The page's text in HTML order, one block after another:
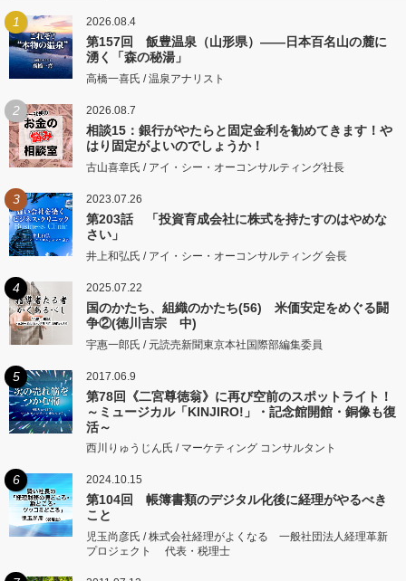
1 2026.08.4
第157回 飯豊温泉（山形県）――日本百名山の麓に
湧く「森の秘湯」
高橋一喜氏 / 温泉アナリスト
2 2026.08.7
相談15：銀行がやたらと固定金利を勧めてきます！や
はり固定がよいのでしょうか！
古山喜章氏 / アイ・シー・オーコンサルティング社長
3 2023.07.26
第203話 「投資育成会社に株式を持たすのはやめな
さい」
井上和弘氏 / アイ・シー・オーコンサルティング 会長
4 2025.07.22
国のかたち、組織のかたち(56) 米価安定をめぐる闘
争②(徳川吉宗 中)
宇惠一郎氏 / 元読売新聞東京本社国際部編集委員
5 2017.06.9
第78回《二宮尊徳翁》に再び空前のスポットライト！
～ミュージカル「KINJIRO!」・記念館開館・銅像も復
活～
西川りゅうじん氏 / マーケティング コンサルタント
6 2024.10.15
第104回 帳簿書類のデジタル化後に経理がやるべき
こと
児玉尚彦氏 / 株式会社経理がよくなる 一般社団法人経理革新
プロジェクト 代表・税理士